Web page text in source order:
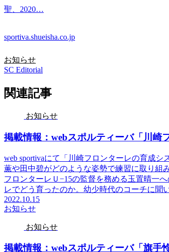
聖、2020…
sportiva.shueisha.co.jp
お知らせ
SC Editorial
関連記事
お知らせ
掲載情報：webスポルティーバ「川崎
web sportivaにて「川崎フロンターレの育成
薫や田中碧がどのような姿勢で練習に取り組
フロンターレＵ−15の監督を務める玉置晴一
レでどう育ったのか。幼少時代のコーチに聞
2022.10.15
お知らせ
お知らせ
掲載情報：webスポルティーバ「旗手